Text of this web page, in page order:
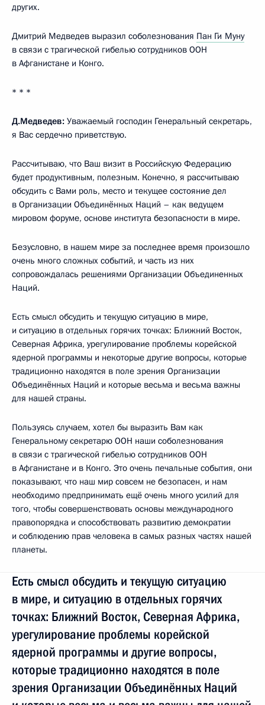
других.
Дмитрий Медведев выразил соболезнования Пан Ги Муну
в связи с трагической гибелью сотрудников ООН
в Афганистане и Конго.
* * *
Д.Медведев: Уважаемый господин Генеральный секретарь,
я Вас сердечно приветствую.
Рассчитываю, что Ваш визит в Российскую Федерацию
будет продуктивным, полезным. Конечно, я рассчитываю
обсудить с Вами роль, место и текущее состояние дел
в Организации Объединённых Наций – как ведущем
мировом форуме, основе института безопасности в мире.
Безусловно, в нашем мире за последнее время произошло
очень много сложных событий, и часть из них
сопровождалась решениями Организации Объединенных
Наций.
Есть смысл обсудить и текущую ситуацию в мире,
и ситуацию в отдельных горячих точках: Ближний Восток,
Северная Африка, урегулирование проблемы корейской
ядерной программы и некоторые другие вопросы, которые
традиционно находятся в поле зрения Организации
Объединённых Наций и которые весьма и весьма важны
для нашей страны.
Пользуясь случаем, хотел бы выразить Вам как
Генеральному секретарю ООН наши соболезнования
в связи с трагической гибелью сотрудников ООН
в Афганистане и в Конго. Это очень печальные события, они
показывают, что наш мир совсем не безопасен, и нам
необходимо предпринимать ещё очень много усилий для
того, чтобы совершенствовать основы международного
правопорядка и способствовать развитию демократии
и соблюдению прав человека в самых разных частях нашей
планеты.
Есть смысл обсудить и текущую ситуацию
в мире, и ситуацию в отдельных горячих
точках: Ближний Восток, Северная Африка,
урегулирование проблемы корейской
ядерной программы и другие вопросы,
которые традиционно находятся в поле
зрения Организации Объединённых Наций